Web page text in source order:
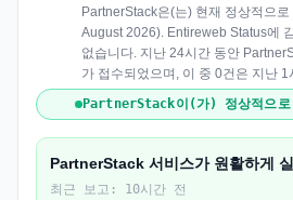
PartnerStack은(는) 현재 정상적으
August 2026). Entireweb Status에
없습니다. 지난 24시간 동안
가 접수되었으며, 이 중 0건은 지난
PartnerStack이(가) 정상적으로
PartnerStack 서비스가 원활하게
최근 보고: 10시간 전